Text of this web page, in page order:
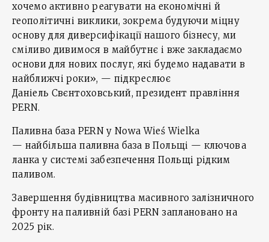
хочемо активно реагувати на економічні й
геополітичні виклики, зокрема будуючи міцну
основу для диверсифікації нашого бізнесу, ми
сміливо дивимося в майбутнє і вже закладаємо
основи для нових послуг, які будемо надавати в
найближчі роки», — підкреслює
Даніель Свєнтоховський, президент правління
PERN.
Паливна база PERN у Nowa Wieś Wielka
— найбільша паливна база в Польщі — ключова
ланка у системі забезпечення Польщі рідким
паливом.
Завершення будівництва масивного залізничного
фронту на паливній базі PERN заплановано на
2025 рік.